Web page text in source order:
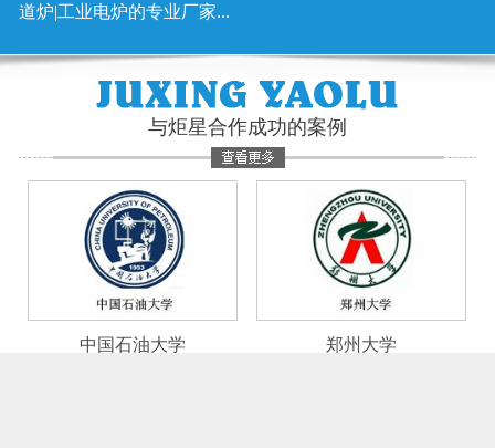
道炉|工业电炉的专业厂家...
与炬星合作成功的案例
中国石油大学 郑州大学